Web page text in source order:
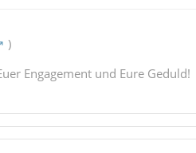
)
Engagement und Eure Geduld!